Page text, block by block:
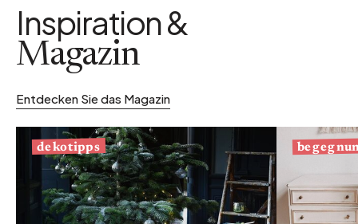
Inspiration &
Magazin
Entdecken Sie das Magazin
dekotipps